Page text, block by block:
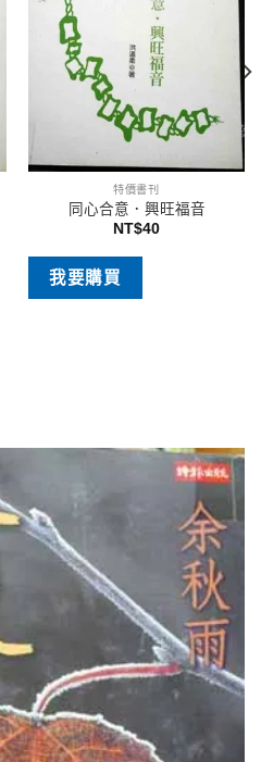
特價書刊
同心合意．興旺福音
NT$40
我要購買